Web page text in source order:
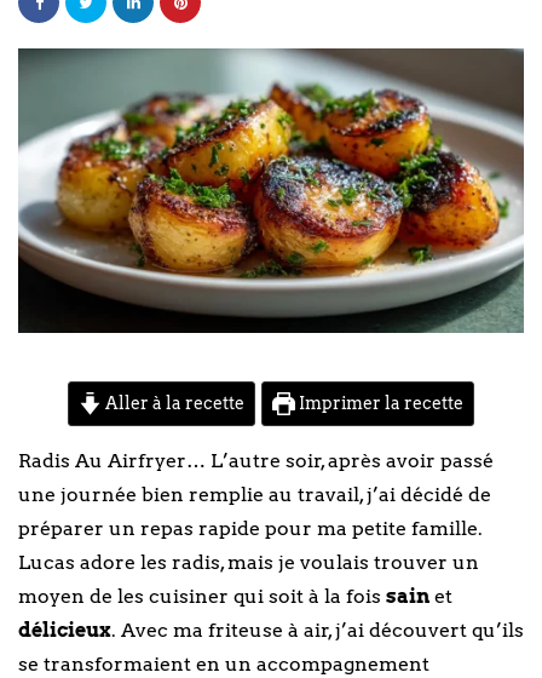
Aller à la recette Imprimer la recette
Radis Au Airfryer… L’autre soir, après avoir passé
une journée bien remplie au travail, j’ai décidé de
préparer un repas rapide pour ma petite famille.
Lucas adore les radis, mais je voulais trouver un
moyen de les cuisiner qui soit à la fois sain et
délicieux. Avec ma friteuse à air, j’ai découvert qu’ils
se transformaient en un accompagnement